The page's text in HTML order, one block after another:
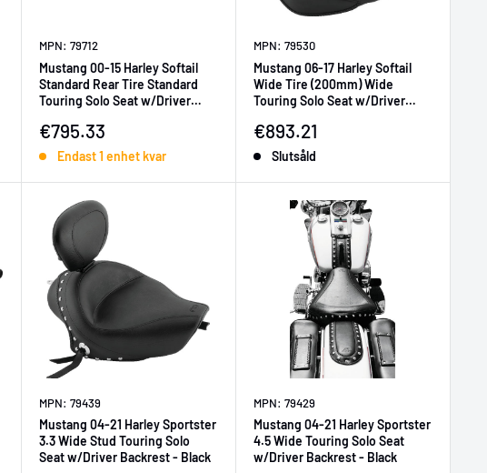
MPN: 79712
Mustang 00-15 Harley Softail
Standard Rear Tire Standard
Touring Solo Seat w/Driver
Försäljningspris
€795.33
Endast 1 enhet kvar
MPN: 79530
Mustang 06-17 Harley Softail
Wide Tire (200mm) Wide
Touring Solo Seat w/Driver
Försäljningspris
€893.21
Slutsåld
MPN: 79439
Mustang 04-21 Harley Sportster
3.3 Wide Stud Touring Solo
Seat w/Driver Backrest - Black
MPN: 79429
Mustang 04-21 Harley Sportster
4.5 Wide Touring Solo Seat
w/Driver Backrest - Black